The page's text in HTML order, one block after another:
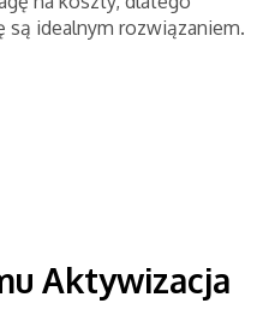
są idealnym rozwiązaniem.
Aktywizacja